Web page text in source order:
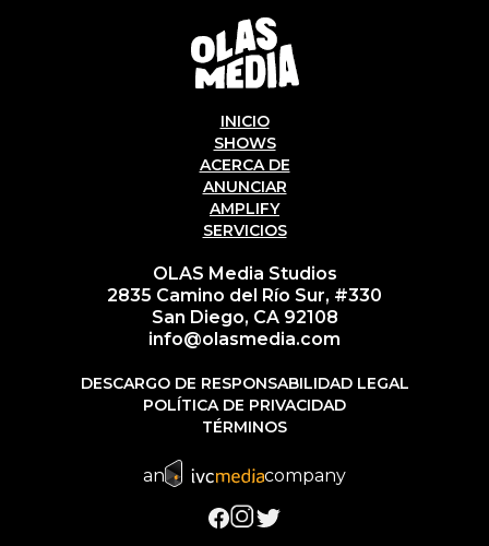
INICIO
SHOWS
ACERCA DE
ANUNCIAR
AMPLIFY
SERVICIOS
OLAS Media Studios
2835 Camino del Río Sur, #330
San Diego, CA 92108
info@olasmedia.com
DESCARGO DE RESPONSABILIDAD LEGAL
POLÍTICA DE PRIVACIDAD
TÉRMINOS
an company